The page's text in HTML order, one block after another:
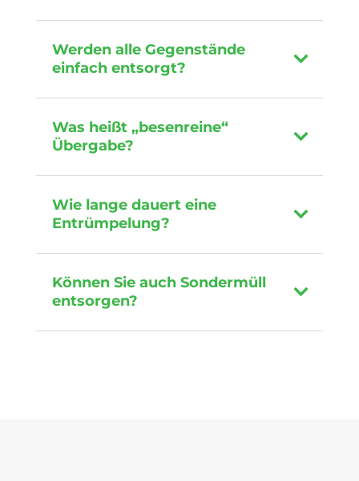
Werden alle Gegenstände
einfach entsorgt?
Was heißt „besenreine“
Übergabe?
Wie lange dauert eine
Entrümpelung?
Können Sie auch Sondermüll
entsorgen?